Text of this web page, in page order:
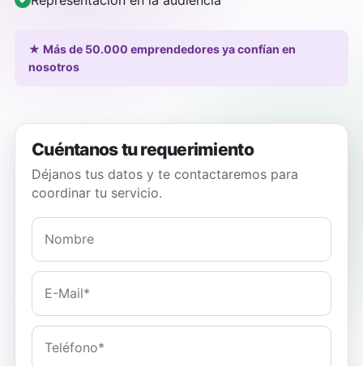
★ Más de 50.000 emprendedores ya confían en
nosotros
Cuéntanos tu requerimiento
Déjanos tus datos y te contactaremos para
coordinar tu servicio.